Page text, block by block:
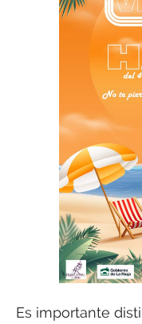
Es importante